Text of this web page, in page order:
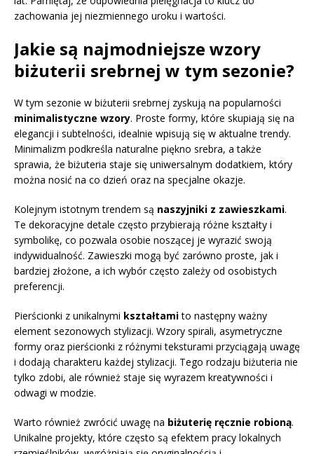
zachowania jej niezmiennego uroku i wartości.
Jakie są najmodniejsze wzory
biżuterii srebrnej w tym sezonie?
W tym sezonie w biżuterii srebrnej zyskują na popularności
minimalistyczne wzory. Proste formy, które skupiają się na
elegancji i subtelności, idealnie wpisują się w aktualne trendy.
Minimalizm podkreśla naturalne piękno srebra, a także
sprawia, że biżuteria staje się uniwersalnym dodatkiem, który
można nosić na co dzień oraz na specjalne okazje.
Kolejnym istotnym trendem są naszyjniki z zawieszkami.
Te dekoracyjne detale często przybierają różne kształty i
symbolikę, co pozwala osobie noszącej je wyrazić swoją
indywidualność. Zawieszki mogą być zarówno proste, jak i
bardziej złożone, a ich wybór często zależy od osobistych
preferencji.
Pierścionki z unikalnymi kształtamito następny ważny
element sezonowych stylizacji. Wzory spirali, asymetryczne
formy oraz pierścionki z różnymi teksturami przyciągają uwagę
i dodają charakteru każdej stylizacji. Tego rodzaju biżuteria nie
tylko zdobi, ale również staje się wyrazem kreatywności i
odwagi w modzie.
Warto również zwrócić uwagę na biżuterię ręcznie robioną.
Unikalne projekty, które często są efektem pracy lokalnych